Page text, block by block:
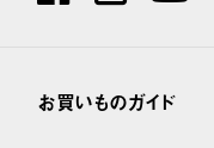
お買いものガイド